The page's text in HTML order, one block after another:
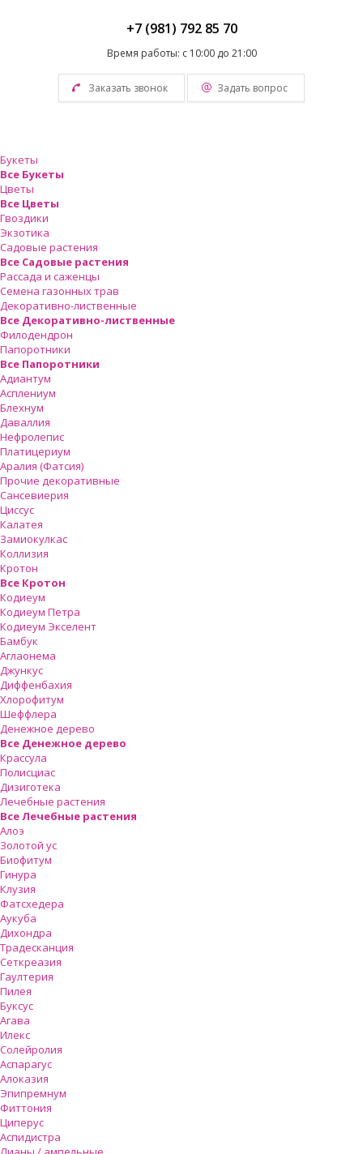
+7 (981) 792 85 70
Время работы: с 10:00 до 21:00
Заказать звонок Задать вопрос
Букеты
Все Букеты
Цветы
Все Цветы
Гвоздики
Экзотика
Садовые растения
Все Садовые растения
Рассада и саженцы
Семена газонных трав
Декоративно-лиственные
Все Декоративно-лиственные
Филодендрон
Папоротники
Все Папоротники
Адиантум
Асплениум
Блехнум
Даваллия
Нефролепис
Платицериум
Аралия (Фатсия)
Прочие декоративные
Сансевиерия
Циссус
Калатея
Замиокулкас
Коллизия
Кротон
Все Кротон
Кодиеум
Кодиеум Петра
Кодиеум Экселент
Бамбук
Аглаонема
Джункус
Диффенбахия
Хлорофитум
Шеффлера
Денежное дерево
Все Денежное дерево
Крассула
Полисциас
Дизиготека
Лечебные растения
Все Лечебные растения
Алоэ
Золотой ус
Биофитум
Гинура
Клузия
Фатсхедера
Аукуба
Дихондра
Традесканция
Сеткреазия
Гаултерия
Пилея
Буксус
Агава
Илекс
Солейролия
Аспарагус
Алоказия
Эпипремнум
Фиттония
Циперус
Аспидистра